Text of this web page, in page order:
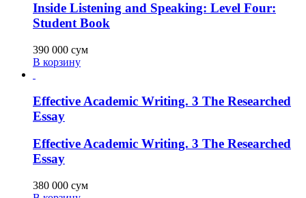
Inside Listening and Speaking: Level Four:
Student Book
390 000 сум
В корзину
Effective Academic Writing. 3 The Researched
Essay
Effective Academic Writing. 3 The Researched
Essay
380 000 сум